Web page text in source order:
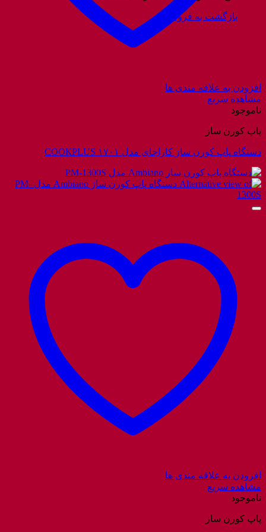
بازگشت به فروشگاه
افزودن به علاقه مندی ها
مشاهده سریع
ناموجود
پاپ کورن ساز
دستگاه پاپ کورن ساز کاراجای مدل СООКPLUS ۱۷۰۱
افزودن به علاقه مندی ها
مشاهده سریع
ناموجود
پاپ کورن ساز